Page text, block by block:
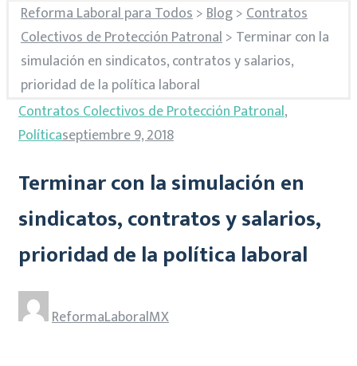
Reforma Laboral para Todos>Blog>Contratos
Colectivos de Protección Patronal> Terminar con la
simulación en sindicatos, contratos y salarios,
prioridad de la política laboral
Contratos Colectivos de Protección Patronal,
Políticaseptiembre 9, 2018
Terminar con la simulación en
sindicatos, contratos y salarios,
prioridad de la política laboral
ReformaLaboralMX